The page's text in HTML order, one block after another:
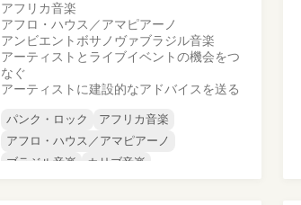
アフリカ音楽
アフロ・ハウス／アマピアーノ
アンビエント ボサノヴァブラジル音楽
アーティストとライブイベントの機会をつ
なぐ
アーティストに建設的なアドバイスを送る
パンク・ロック
アフリカ音楽
アフロ・ハウス／アマピアーノ
ブラジル音楽
カリブ音楽